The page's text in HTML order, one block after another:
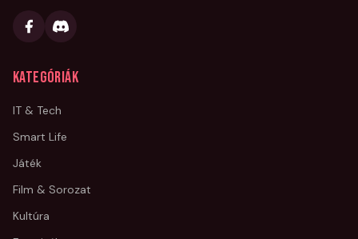
Kategóriák
IT & Tech
Smart Life
Játék
Film & Sorozat
Kultúra